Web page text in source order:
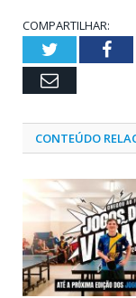
COMPARTILHAR:
Twitter
Email
CONTEÚDO